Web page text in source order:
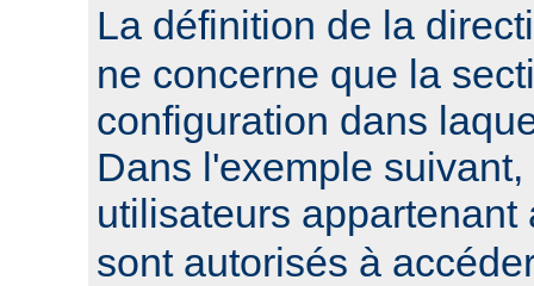
La définition de la
ne concerne que la
configuration dans
Dans l'exemple
utilisateurs
sont autorisés à